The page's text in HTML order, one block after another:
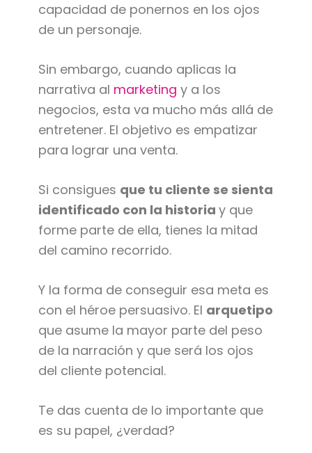
capacidad de ponernos en los ojos
de un personaje.
Sin embargo, cuando aplicas la
narrativa al marketing y a los
negocios, esta va mucho más allá de
entretener. El objetivo es empatizar
para lograr una venta.
Si consigues que tu cliente se sienta
identificado con la historia y que
forme parte de ella, tienes la mitad
del camino recorrido.
Y la forma de conseguir esa meta es
con el héroe persuasivo. El arquetipo
que asume la mayor parte del peso
de la narración y que será los ojos
del cliente potencial.
Te das cuenta de lo importante que
es su papel, ¿verdad?